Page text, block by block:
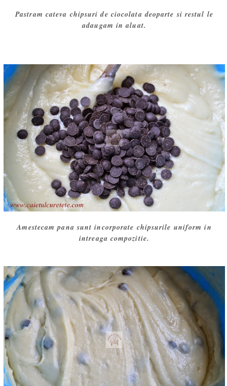
Pastram cateva chipsuri de ciocolata deoparte si restul le
adaugam in aluat.
Amestecam pana sunt incorporate chipsurile uniform in
intreaga compozitie.